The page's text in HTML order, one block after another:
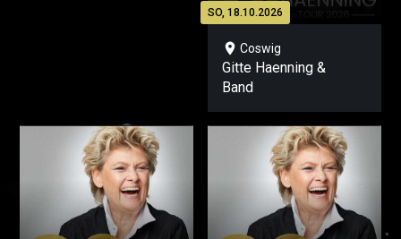
SO, 18.10.2026
location_on Coswig
Gitte Haenning &
Band